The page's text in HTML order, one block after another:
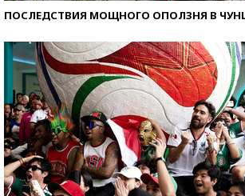
ПОСЛЕДСТВИЯ МОЩНОГО ОПОЛЗНЯ В